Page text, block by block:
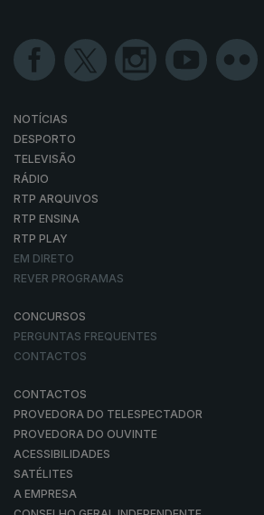
NOTÍCIAS
DESPORTO
TELEVISÃO
RÁDIO
RTP ARQUIVOS
RTP ENSINA
RTP PLAY
EM DIRETO
REVER PROGRAMAS
CONCURSOS
PERGUNTAS FREQUENTES
CONTACTOS
CONTACTOS
PROVEDORA DO TELESPECTADOR
PROVEDORA DO OUVINTE
ACESSIBILIDADES
SATÉLITES
A EMPRESA